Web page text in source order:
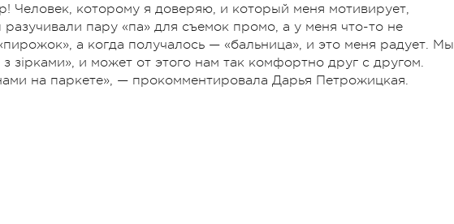
Человек, которому я доверяю, и который меня мотивирует,
разучивали пару «па» для съемок промо, а у меня что-то не
а когда получалось — «бальница», и это меня радует. Мы
зірками», и может от этого нам так комфортно друг с другом.
на паркете», — прокомментировала Дарья Петрожицкая.